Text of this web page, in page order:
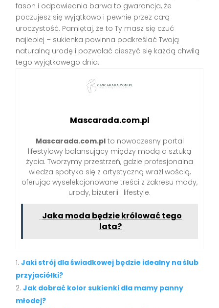
fason i odpowiednia barwa to gwarancja, że
poczujesz się wyjątkowo i pewnie przez całą
uroczystość. Pamiętaj, że to Ty masz się czuć
najlepiej – sukienka powinna podkreślać Twoją
naturalną urodę i pozwalać cieszyć się każdą chwilą
tego wyjątkowego dnia.
Mascarada.com.pl
Mascarada.com.plto nowoczesny portal
lifestylowy balansujący między modą a sztuką
życia. Tworzymy przestrzeń, gdzie profesjonalna
wiedza spotyka się z artystyczną wrażliwością,
oferując wyselekcjonowane treści z zakresu mody,
urody, biżuterii i lifestyle.
Jaka moda będzie królować tego
lata?
Jaki strój dla świadkowej będzie idealny na ślub
przyjaciółki?
Jak dobrać kolor sukienki dla mamy panny
młodej?